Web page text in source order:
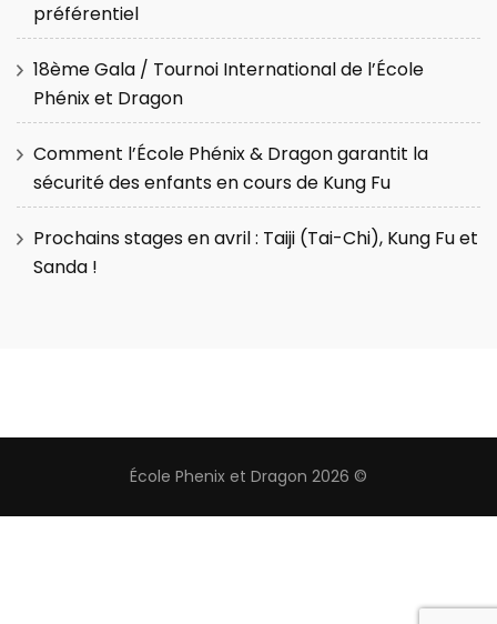
préférentiel
18ème Gala / Tournoi International de l’École
Phénix et Dragon
Comment l’École Phénix & Dragon garantit la
sécurité des enfants en cours de Kung Fu
Prochains stages en avril : Taiji (Tai-Chi), Kung Fu et
Sanda !
École Phenix et Dragon 2026 ©